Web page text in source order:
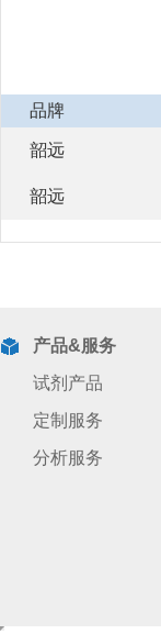
品牌
韶远
韶远
产品&服务
试剂产品
定制服务
分析服务